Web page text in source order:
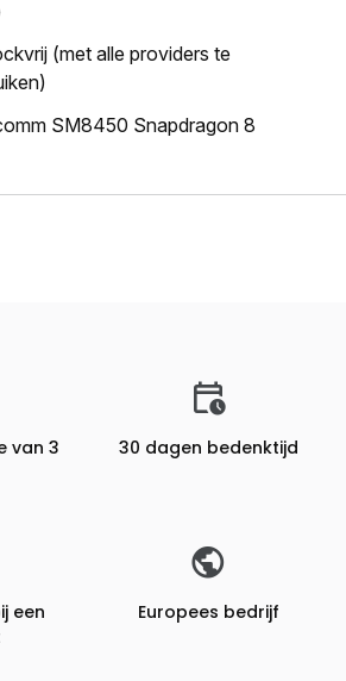
(met alle providers te
SM8450 Snapdragon 8
van 3
30 dagen bedenktijd
een
Europees bedrijf